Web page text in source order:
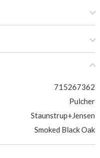
715267362
Pulcher
Staunstrup+Jensen
Smoked Black Oak